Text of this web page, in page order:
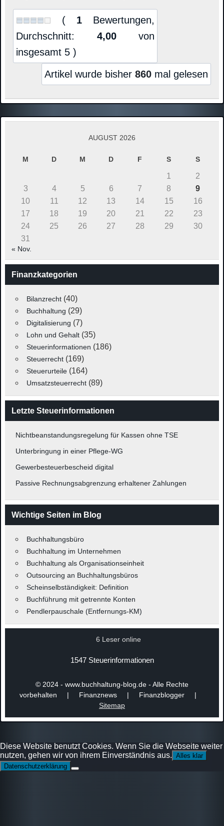
( 1 Bewertungen,
Durchschnitt: 4,00von
insgesamt 5 )
Artikel wurde bisher 860 mal gelesen
AUGUST 2026
M D M D F S S
1
2
3
4 5 6 7 8
9
10
11 12 13 14 15
16
17
18 19 20 21 22
23
24
25 26 27 28 29
30
31
« Nov.
Finanzkategorien
Bilanzrecht(40)
Buchhaltung (29)
Digitalisierung (7)
Lohn und Gehalt(35)
Steuerinformationen (186)
Steuerrecht(169)
Steuerurteile(164)
Umsatzsteuerrecht(89)
Letzte Steuerinformationen
Nichtbeanstandungsregelung für Kassen ohne TSE
Unterbringung in einer Pflege-WG
Gewerbesteuerbescheid digital
Passive Rechnungsabgrenzung erhaltener Zahlungen
Wichtige Seiten im Blog
Buchhaltungsbüro
Buchhaltung im Unternehmen
Buchhaltung als Organisationseinheit
Outsourcing an Buchhaltungsbüros
Scheinselbständigkeit: Definition
Buchführung mit getrennte Konten
Pendlerpauschale (Entfernungs-KM)
6 Leser online
1547 Steuerinformationen
© 2024 - www.buchhaltung-blog.de - Alle Rechte
vorbehalten | Finanznews | Finanzblogger |
Sitemap
Diese Website benutzt Cookies. Wenn Sie die Webseite weiter
nutzen, gehen wir von ihrem Einverständnis aus. Alles klar
Datenschutzerklärung